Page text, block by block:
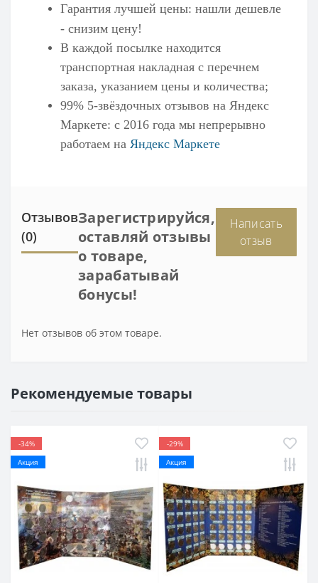
Гарантия лучшей цены: нашли дешевле
- снизим цену!
В каждой посылке находится
транспортная накладная с перечнем
заказа, указанием цены и количества;
99% 5-звёздочных отзывов на Яндекс
Маркете: с 2016 года мы непрерывно
работаем на Яндекс Маркете
Отзывов
(0)
Зарегистрируйся,
оставляй отзывы
о товаре,
зарабатывай
бонусы!
Написать
отзыв
Нет отзывов об этом товаре.
Рекомендуемые товары
-34%
Акция
-29%
Акция